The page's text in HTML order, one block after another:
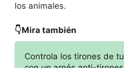
los animales.
👇Mira también
Controla los tirones de